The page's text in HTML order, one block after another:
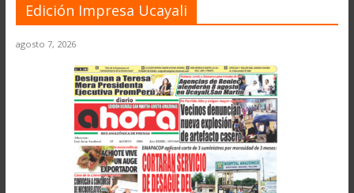
Edición Impresa Ucayali
agosto 7, 2026